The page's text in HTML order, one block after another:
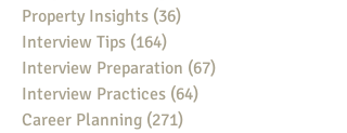
Property Insights (36)
Interview Tips (164)
Interview Preparation (67)
Interview Practices (64)
Career Planning (271)